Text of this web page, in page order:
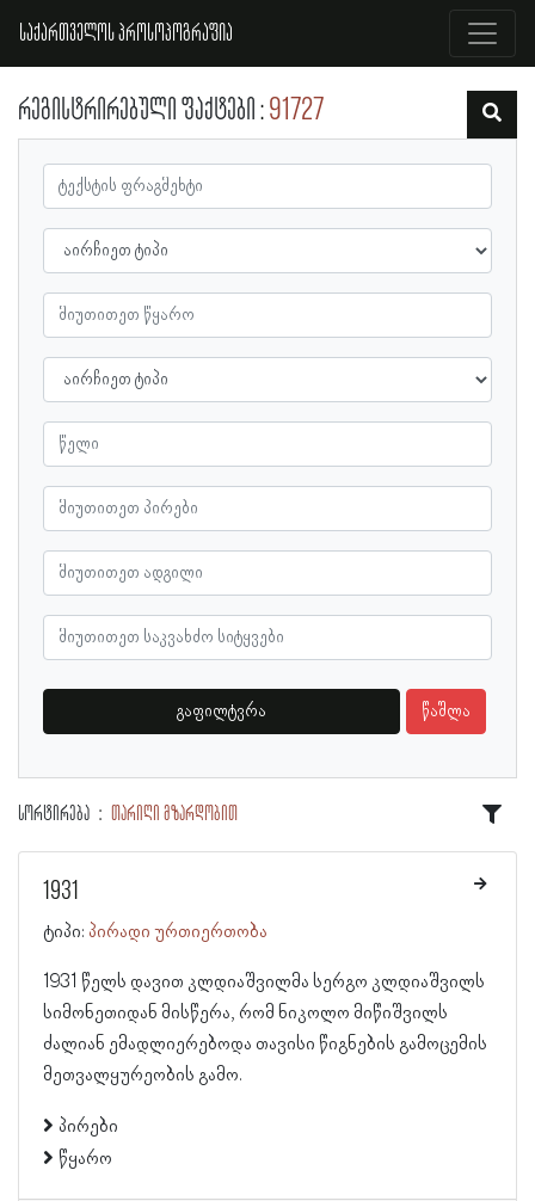
საქართველოს პროსოპოგრაფია
რეგისტრირებული ფაქტები 91727
გაფილტვრა წაშლა
სორტირება თარიღი მზარდობით
1931
ტიპი: პირადი ურთიერთობა
1931 წელს დავით კლდიაშვილმა სერგო კლდიაშვილს
სიმონეთიდან მისწერა, რომ ნიკოლო მიწიშვილს
ძალიან ემადლიერებოდა თავისი წიგნების გამოცემის
მეთვალყურეობის გამო.
პირები
წყარო